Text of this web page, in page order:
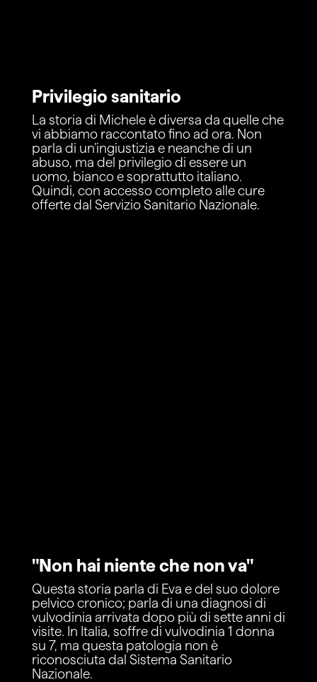
Privilegio sanitario
La storia di Michele è diversa da quelle che
vi abbiamo raccontato fino ad ora. Non
parla di un’ingiustizia e neanche di un
abuso, ma del privilegio di essere un
uomo, bianco e soprattutto italiano.
Quindi, con accesso completo alle cure
offerte dal Servizio Sanitario Nazionale.
"Non hai niente che non va"
Questa storia parla di Eva e del suo dolore
pelvico cronico; parla di una diagnosi di
vulvodinia arrivata dopo più di sette anni di
visite. In Italia, soffre di vulvodinia 1 donna
su 7, ma questa patologia non è
riconosciuta dal Sistema Sanitario
Nazionale.